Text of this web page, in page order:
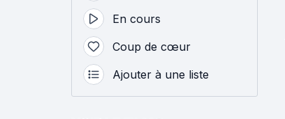
En cours
Coup de cœur
Ajouter à une liste